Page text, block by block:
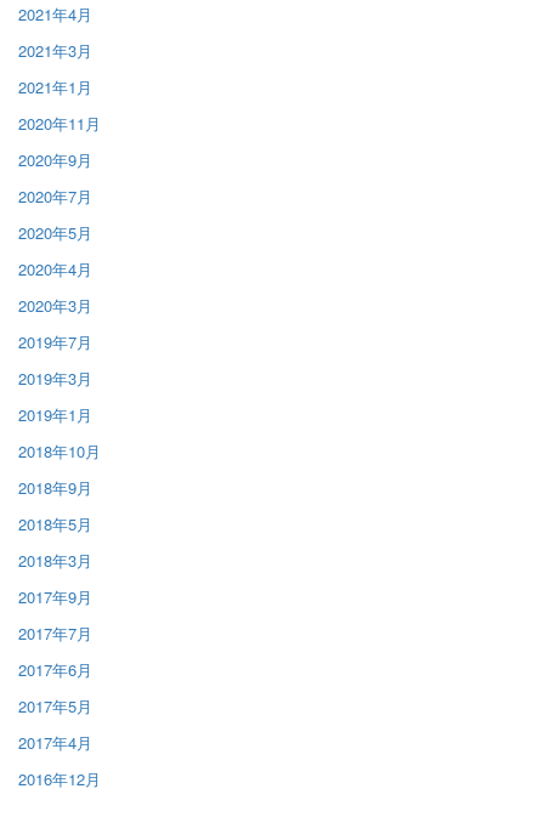
2021年4月
2021年3月
2021年1月
2020年11月
2020年9月
2020年7月
2020年5月
2020年4月
2020年3月
2019年7月
2019年3月
2019年1月
2018年10月
2018年9月
2018年5月
2018年3月
2017年9月
2017年7月
2017年6月
2017年5月
2017年4月
2016年12月